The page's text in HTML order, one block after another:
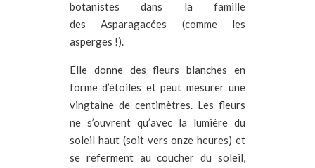
botanistes dans la famille
des Asparagacées (comme les
asperges !).
Elle donne des fleurs blanches en
forme d’étoiles et peut mesurer une
vingtaine de centimètres. Les fleurs
ne s’ouvrent qu’avec la lumière du
soleil haut (soit vers onze heures) et
se referment au coucher du soleil,